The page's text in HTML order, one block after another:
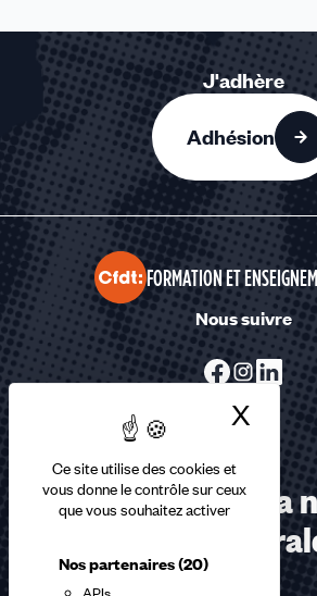
Ce site utilise des cookies et
vous donne le contrôle sur ceux
que vous souhaitez activer
Nos partenaires(20)
X
J'adhère
Adhésion
FORMATION ET
Nous suivre
Abonnez-vous à la